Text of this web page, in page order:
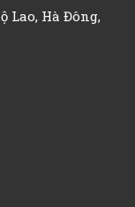
Lao, Hà Đông,